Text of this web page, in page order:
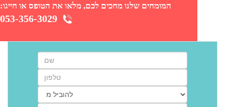
המומחים שלנו מחכים לכם, מלאו את הטופס או חייגו:
053-356-3029